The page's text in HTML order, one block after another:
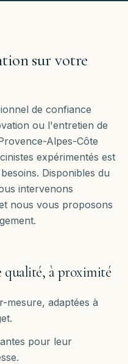
sur votre
de confiance
ou l'entretien de
Alpes-Côte
expérimentés est
Disponibles du
intervenons
nous vous proposons
qualité, à proximité
mesure, adaptées à
pour leur